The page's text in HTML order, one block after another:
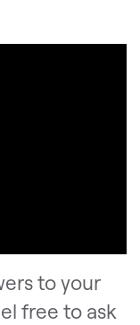
to your
free to ask